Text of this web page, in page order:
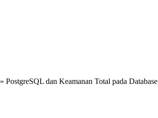
» PostgreSQL dan Keamanan Total pada Database